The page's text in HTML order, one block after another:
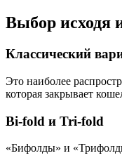
Выбор исходя
Классический
Это наиболее
которая закрывает
Bi-fold и Tri-fold
«Бифолды» и